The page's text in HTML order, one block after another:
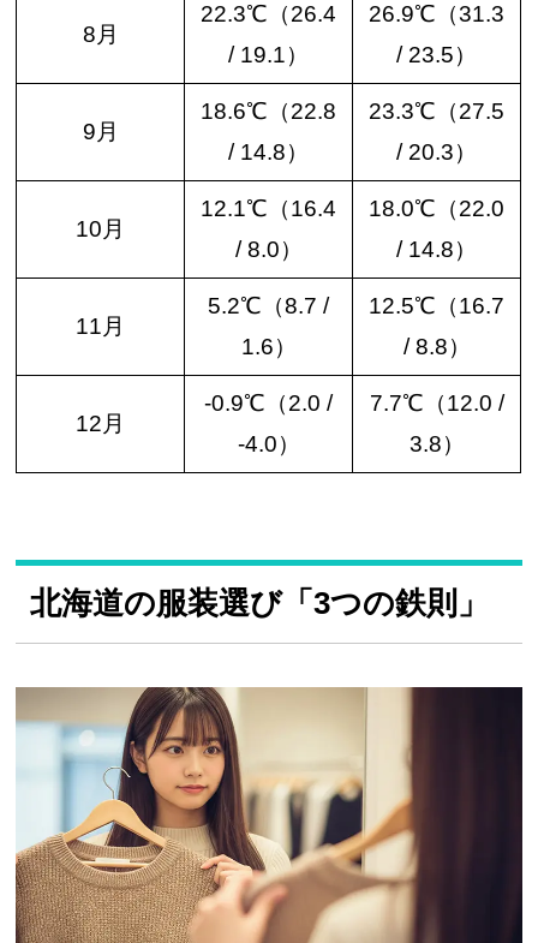
8月
22.3℃（26.4
/ 19.1）
26.9℃（31.3
/ 23.5）
9月
18.6℃（22.8
/ 14.8）
23.3℃（27.5
/ 20.3）
10月
12.1℃（16.4
/ 8.0）
18.0℃（22.0
/ 14.8）
11月
5.2℃（8.7 /
1.6）
12.5℃（16.7
/ 8.8）
12月
-0.9℃（2.0 /
-4.0）
7.7℃（12.0 /
3.8）
北海道の服装選び「3つの鉄則」